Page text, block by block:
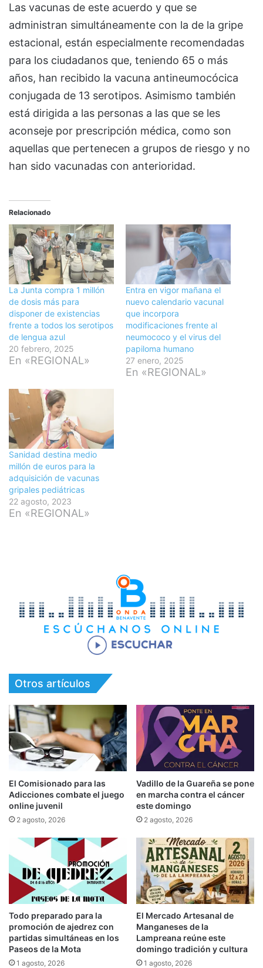
Las vacunas de este acuerdo y que se
administran simultáneamente con la de la gripe
estacional, están especialmente recomendadas
para los ciudadanos que, teniendo 65 o más
años, han recibido la vacuna antineumocócica
conjugada de 13 serotipos. Asimismo también
está dirigida a las personas a las que se les
aconseje por prescripción médica, como son
aquellas que pertenecen a grupos de riesgo y no
han sido vacunadas con anterioridad.
Relacionado
La Junta compra 1 millón
de dosis más para
disponer de existencias
frente a todos los serotipos
de lengua azul
20 febrero, 2025
En «REGIONAL»
Entra en vigor mañana el
nuevo calendario vacunal
que incorpora
modificaciones frente al
neumococo y el virus del
papiloma humano
27 enero, 2025
En «REGIONAL»
Sanidad destina medio
millón de euros para la
adquisición de vacunas
gripales pediátricas
22 agosto, 2023
En «REGIONAL»
Otros artículos
El Comisionado para las
Adicciones combate el juego
online juvenil
2 agosto, 2026
Vadillo de la Guareña se pone
en marcha contra el cáncer
este domingo
2 agosto, 2026
Todo preparado para la
promoción de ajedrez con
partidas simultáneas en los
Paseos de la Mota
1 agosto, 2026
El Mercado Artesanal de
Manganeses de la
Lampreana reúne este
domingo tradición y cultura
1 agosto, 2026